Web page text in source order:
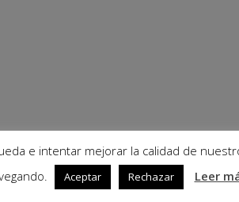
Aviso Legal y Política de Privacidad
e intentar mejorar la calidad de
Aceptar Rechazar Leer